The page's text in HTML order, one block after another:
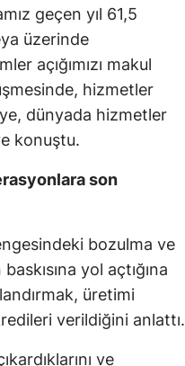
Kars
Kastamonu
Kayseri
Kırklareli
Kütahya
Malatya
geçen yıl 61,5
üzerinde
açığımızı makul
hizmetler
dünyada hizmetler
konuştu.
son
bozulma ve
yol açtığına
üretimi
verildiğini anlattı.
ve